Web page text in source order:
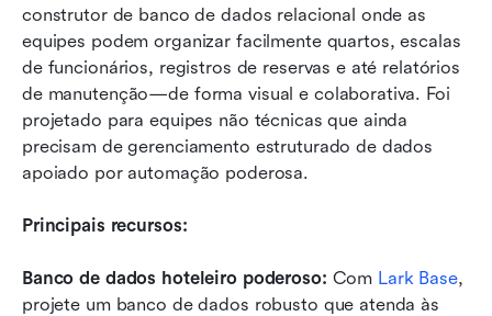
construtor de banco de dados relacional onde as
equipes podem organizar facilmente quartos, escalas
de funcionários, registros de reservas e até relatórios
de manutenção—de forma visual e colaborativa. Foi
projetado para equipes não técnicas que ainda
precisam de gerenciamento estruturado de dados
apoiado por automação poderosa.
Principais recursos:
Banco de dados hoteleiro poderoso: Com Lark Base,
projete um banco de dados robusto que atenda às